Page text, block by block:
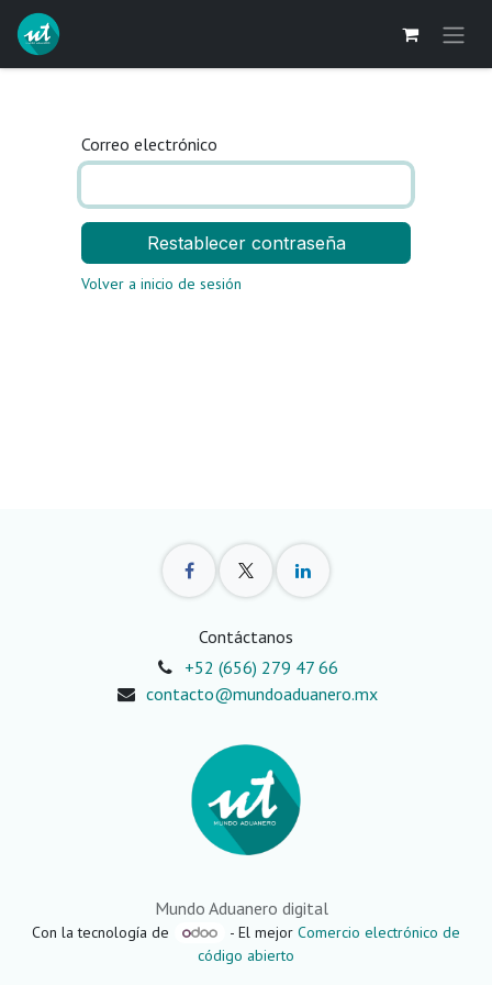
Ir al contenido
Correo electrónico
Restablecer contraseña
Volver a inicio de sesión
Contáctanos
+52 (656) 279 47 66
contacto@mundoaduanero.mx
Mundo Aduanero digital
Con la tecnología de - El mejorComercio electrónico de
código abierto